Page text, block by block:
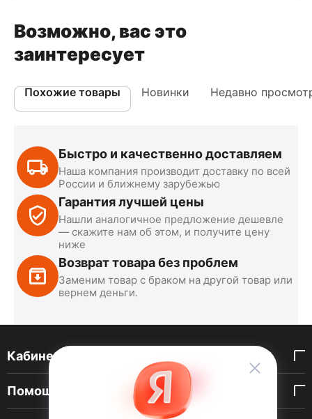
Возможно, вас это
заинтересует
Похожие товары Новинки Недавно
Быстро и качественно доставляем
Наша компания производит доставку по всей
России и ближнему зарубежью
Гарантия лучшей цены
Нашли аналогичное предложение дешевле
— скажите нам об этом, и получите цену
ниже
Возврат товара без проблем
Заменим товар с браком на другой товар или
вернем деньги.
Кабинет покупателя
Помощь покупателю